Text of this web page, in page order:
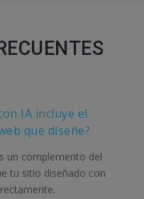
IA incluye el
que diseñe?
un complemento del
tu sitio diseñado con